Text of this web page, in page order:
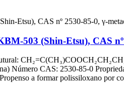
503 (Shin-Etsu), CAS
Número CAS: 2530-85-0
a formar polissiloxano por